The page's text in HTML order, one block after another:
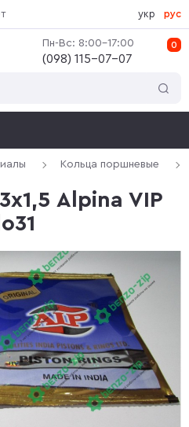
0
Пн-Вс: 8:00-17:00
(‎098) 115-07-07
укр рус
Кольца поршневые
Alpina VIP